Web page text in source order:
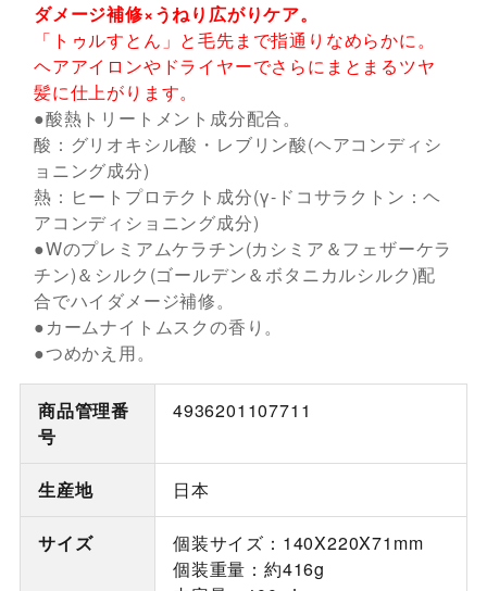
ダメージ補修×うねり広がりケア。
「トゥルすとん」と毛先まで指通りなめらかに。
ヘアアイロンやドライヤーでさらにまとまるツヤ
髪に仕上がります。
●酸熱トリートメント成分配合。
酸：グリオキシル酸・レブリン酸(ヘアコンディシ
ョニング成分)
熱：ヒートプロテクト成分(γ-ドコサラクトン：ヘ
アコンディショニング成分)
●Wのプレミアムケラチン(カシミア＆フェザーケラ
チン)＆シルク(ゴールデン＆ボタニカルシルク)配
合でハイダメージ補修。
●カームナイトムスクの香り。
●つめかえ用。
商品管理番
号
4936201107711
生産地 日本
サイズ
個装サイズ：140X220X71mm
個装重量：約416g